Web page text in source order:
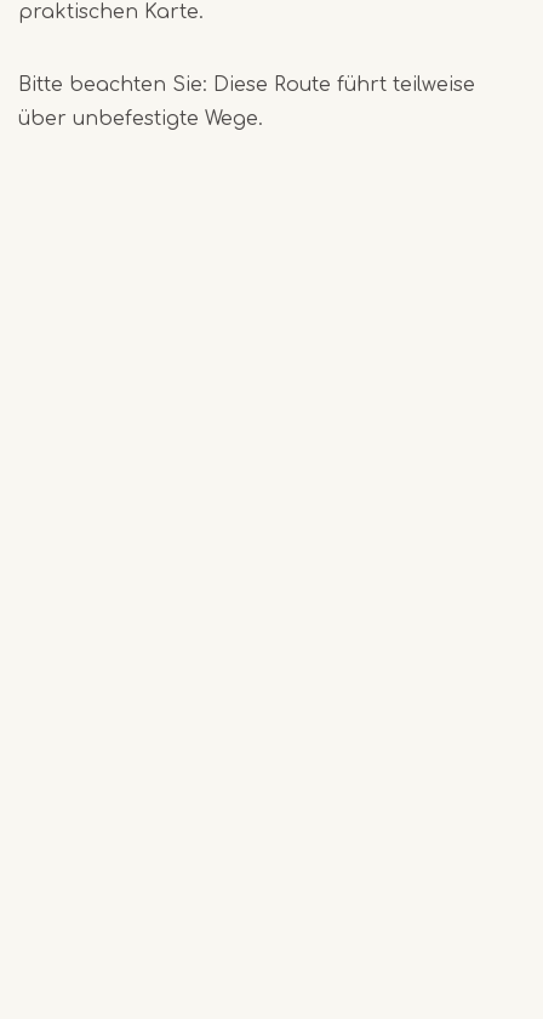
praktischen Karte.
Bitte beachten Sie: Diese Route führt teilweise
über unbefestigte Wege.